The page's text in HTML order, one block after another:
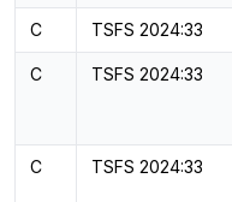
C TSFS 2024:33
C TSFS 2024:33
C TSFS 2024:33